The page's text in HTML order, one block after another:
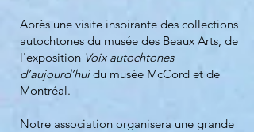
Après une visite inspirante des collections
autochtones du musée des Beaux Arts, de
l'exposition Voix autochtones
d’aujourd’huidu musée McCord et de
Montréal.
Notre association organisera une grande